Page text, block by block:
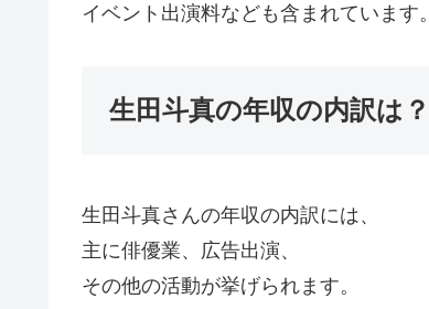
イベント出演料なども含まれています。
生田斗真の年収の内訳は？
生田斗真さんの年収の内訳には、
主に俳優業、広告出演、
その他の活動が挙げられます。